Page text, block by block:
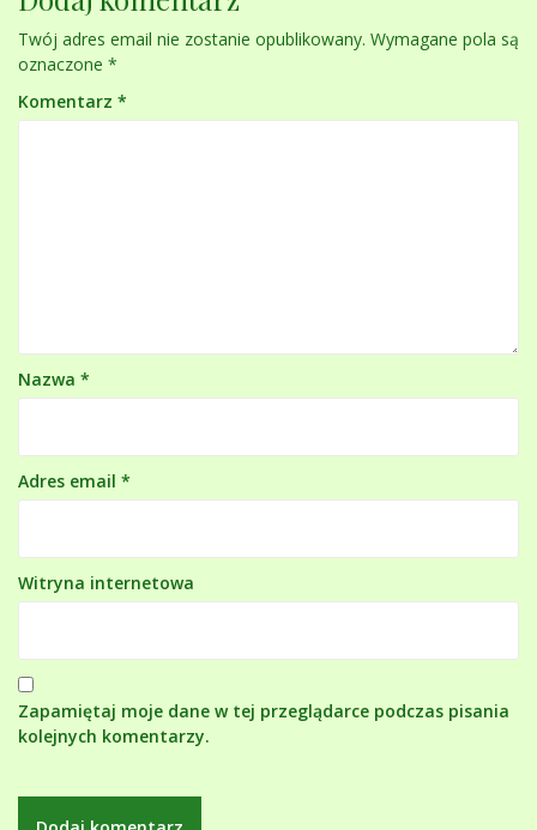
Twój adres email nie zostanie opublikowany. Wymagane pola są
oznaczone *
Komentarz *
Nazwa *
Adres email *
Witryna internetowa
Zapamiętaj moje dane w tej przeglądarce podczas pisania
kolejnych komentarzy.